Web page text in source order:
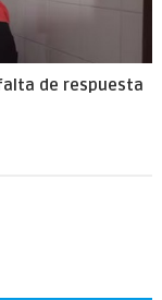
de respuesta